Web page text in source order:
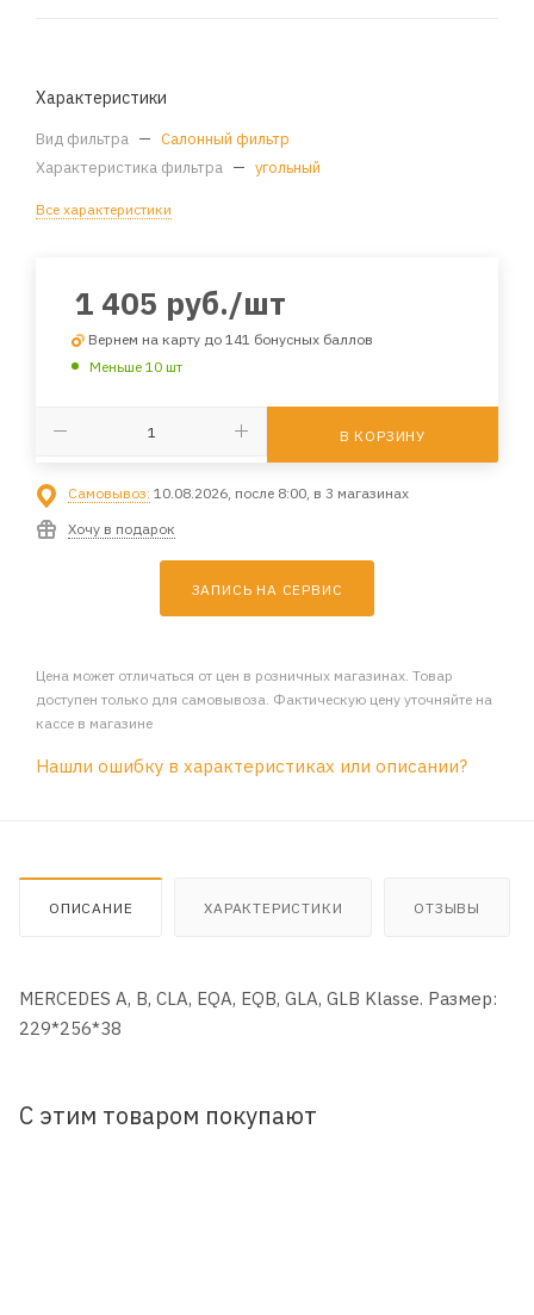
Характеристики
Вид фильтра — Салонный фильтр
Характеристика фильтра — угольный
Все характеристики
1 405 руб./шт
Вернем на карту до 141 бонусных баллов
Меньше 10 шт
В КОРЗИНУ
Самовывоз: 10.08.2026, после 8:00, в 3 магазинах
Хочу в подарок
ЗАПИСЬ НА СЕРВИС
Цена может отличаться от цен в розничных магазинах. Товар
доступен только для самовывоза. Фактическую цену уточняйте на
кассе в магазине
Нашли ошибку в характеристиках или описании?
ОПИСАНИЕ ХАРАКТЕРИСТИКИ ОТЗЫВЫ
MERCEDES A, B, CLA, EQA, EQB, GLA, GLB Klasse. Размер:
229*256*38
С этим товаром покупают